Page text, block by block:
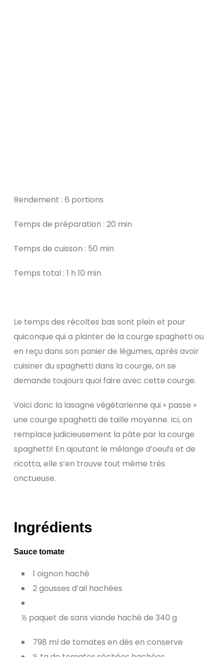
Rendement : 6 portions
Temps de préparation : 20 min
Temps de cuisson : 50 min
Temps total : 1 h 10 min
Le temps des récoltes bas sont plein et pour
quiconque qui a planter de la courge spaghetti ou
en reçu dans son panier de légumes, après avoir
cuisiner du spaghetti dans la courge, on se
demande toujours quoi faire avec cette courge.
Voici donc la lasagne végétarienne qui « passe »
une courge spaghetti de taille moyenne. Ici, on
remplace judicieusement la pâte par la courge
spaghetti! En ajoutant le mélange d’oeufs et de
ricotta, elle s’en trouve tout même très
onctueuse.
Ingrédients
Sauce tomate
1 oignon haché
2 gousses d’ail hachées
½ paquet de sans viande haché de 340 g
798 ml de tomates en dés en conserve